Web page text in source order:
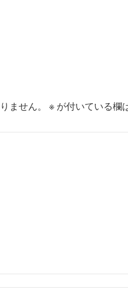
ません。 ※ が付いている欄